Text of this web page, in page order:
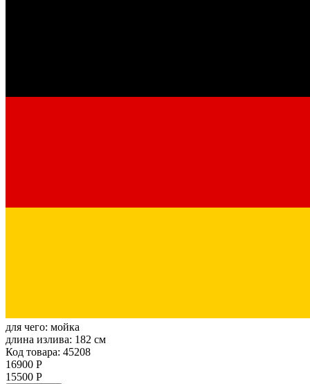
для чего: мойка
длина излива: 182 см
Код товара: 45208
16900 Р
15500 Р